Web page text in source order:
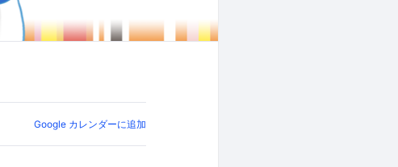
Google カレンダーに追加